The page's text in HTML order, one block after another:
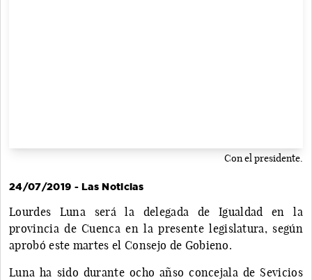
Con el presidente.
24/07/2019 - Las Noticias
Lourdes Luna será la delegada de Igualdad en la
provincia de Cuenca en la presente legislatura, según
aprobó este martes el Consejo de Gobieno.
Luna ha sido durante ocho añso concejala de Sevicios